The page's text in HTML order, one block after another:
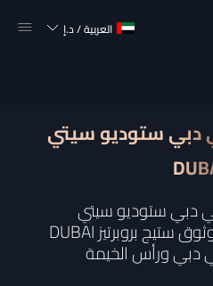
العربية/د.إ
دبي ستوديو سيتي,
دبي ستوديو سيتي,
DUBAI مع شريكك العقاري الموثوق ستيج بروبرتيز
دبي ورأس الخيمة